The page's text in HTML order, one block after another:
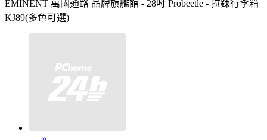
EMINENT 萬國通路 品牌旗艦館 - 28吋 Probeetle - 拉鍊行李箱
KJ89(多色可選)